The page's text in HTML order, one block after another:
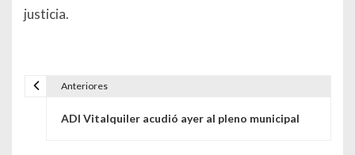
justicia.
Anteriores
ADI Vitalquiler acudió ayer al pleno municipal